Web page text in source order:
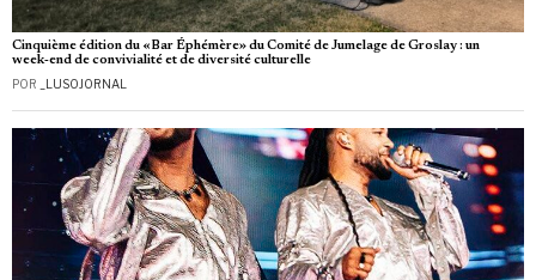
Cinquième édition du «Bar Éphémère» du Comité de Jumelage de Groslay : un
week‑end de convivialité et de diversité culturelle
POR _LUSOJORNAL